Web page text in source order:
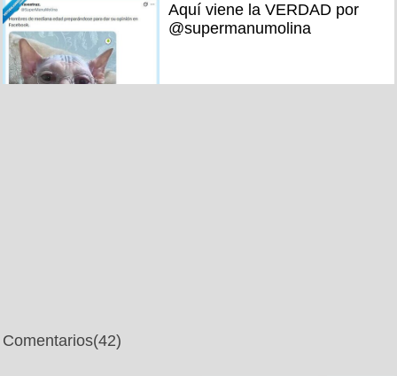
Aquí viene la VERDAD por
@supermanumolina
Comentarios(42)